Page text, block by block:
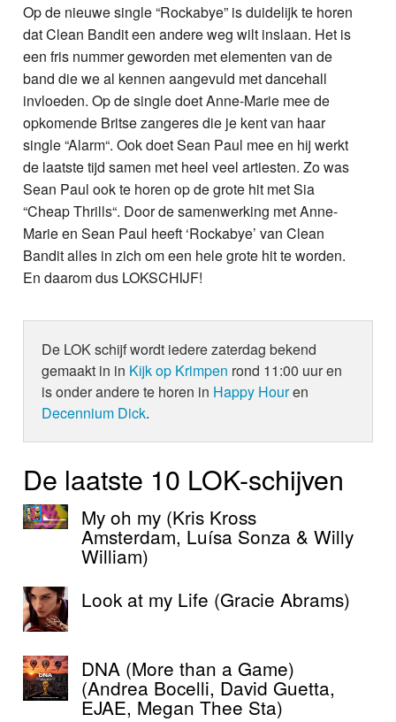
Op de nieuwe single “Rockabye” is duidelijk te horen
dat Clean Bandit een andere weg wilt inslaan. Het is
een fris nummer geworden met elementen van de
band die we al kennen aangevuld met dancehall
invloeden. Op de single doet Anne-Marie mee de
opkomende Britse zangeres die je kent van haar
single “Alarm“. Ook doet Sean Paul mee en hij werkt
de laatste tijd samen met heel veel artiesten. Zo was
Sean Paul ook te horen op de grote hit met Sia
“Cheap Thrills“. Door de samenwerking met Anne-
Marie en Sean Paul heeft ‘Rockabye’ van Clean
Bandit alles in zich om een hele grote hit te worden.
En daarom dus LOKSCHIJF!
De LOK schijf wordt iedere zaterdag bekend
gemaakt in in Kijk op Krimpen rond 11:00 uur en
is onder andere te horen in Happy Houren
Decennium Dick.
De laatste 10 LOK-schijven
My oh my (Kris Kross
Amsterdam, Luísa Sonza & Willy
William)
Look at my Life (Gracie Abrams)
DNA (More than a Game)
(Andrea Bocelli, David Guetta,
EJAE, Megan Thee Sta)